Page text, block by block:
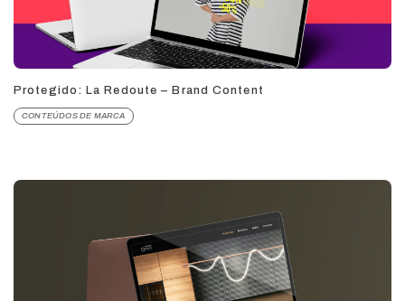
Protegido: La Redoute – Brand Content
CONTEÚDOS DE MARCA